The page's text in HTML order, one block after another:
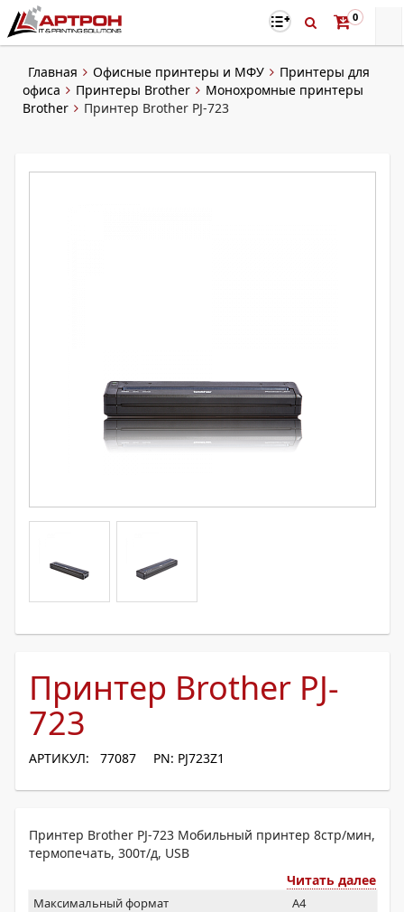
0
Главная Офисные принтеры и МФУ
Принтеры для
офиса
Принтеры Brother
Монохромные принтеры
Brother
Принтер Brother PJ-723
Принтер Brother PJ-
723
АРТИКУЛ: 77087 PN: PJ723Z1
Принтер Brother PJ-723 Мобильный принтер 8стр/мин,
термопечать, 300т/д, USB
Читать далее
Максимальный формат
A4